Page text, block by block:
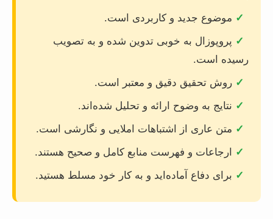
✓ موضوع جدید و کاربردی است.
✓ پروپوزال به خوبی تدوین شده و به تصویب
رسیده است.
✓ روش تحقیق دقیق و معتبر است.
✓ نتایج به وضوح ارائه و تحلیل شده‌اند.
✓ متن عاری از اشتباهات املایی و نگارشی است.
✓
ارجاعات و فهرست منابع کامل و صحیح هستند.
✓ برای دفاع آماده‌اید و به کار خود مسلط هستید.